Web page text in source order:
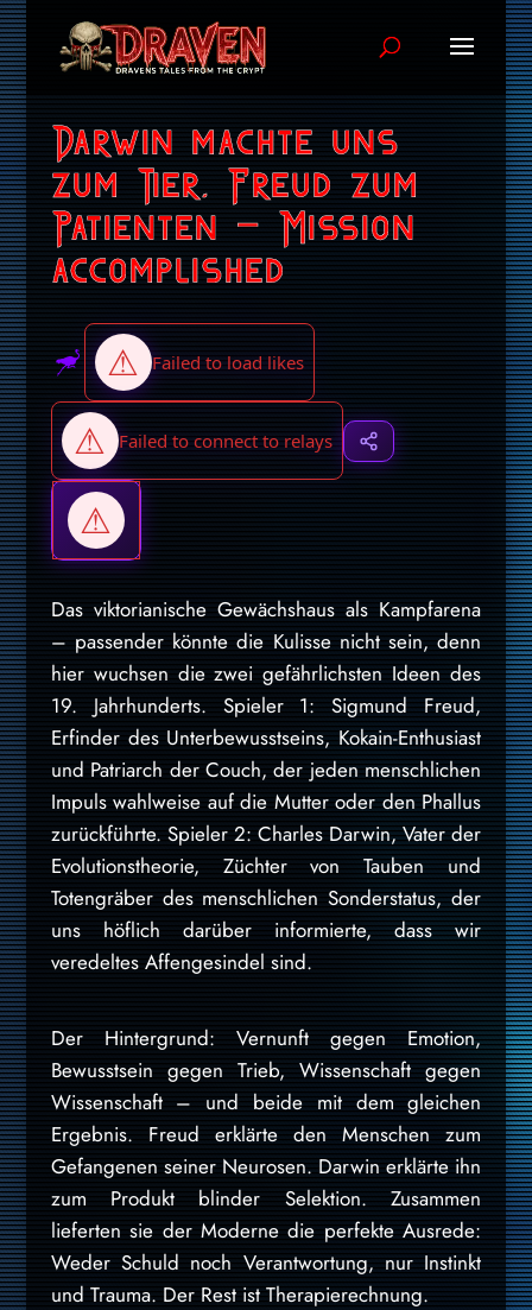
Darwin machte uns
zum Tier, Freud zum
Patienten – Mission
accomplished
Das viktorianische Gewächshaus als Kampfarena
– passender könnte die Kulisse nicht sein, denn
hier wuchsen die zwei gefährlichsten Ideen des
19. Jahrhunderts. Spieler 1: Sigmund Freud,
Erfinder des Unterbewusstseins, Kokain-Enthusiast
und Patriarch der Couch, der jeden menschlichen
Impuls wahlweise auf die Mutter oder den Phallus
zurückführte. Spieler 2: Charles Darwin, Vater der
Evolutionstheorie, Züchter von Tauben und
Totengräber des menschlichen Sonderstatus, der
uns höflich darüber informierte, dass wir
veredeltes Affengesindel sind.
Der Hintergrund: Vernunft gegen Emotion,
Bewusstsein gegen Trieb, Wissenschaft gegen
Wissenschaft – und beide mit dem gleichen
Ergebnis. Freud erklärte den Menschen zum
Gefangenen seiner Neurosen. Darwin erklärte ihn
zum Produkt blinder Selektion. Zusammen
lieferten sie der Moderne die perfekte Ausrede:
Weder Schuld noch Verantwortung, nur Instinkt
und Trauma. Der Rest ist Therapierechnung.